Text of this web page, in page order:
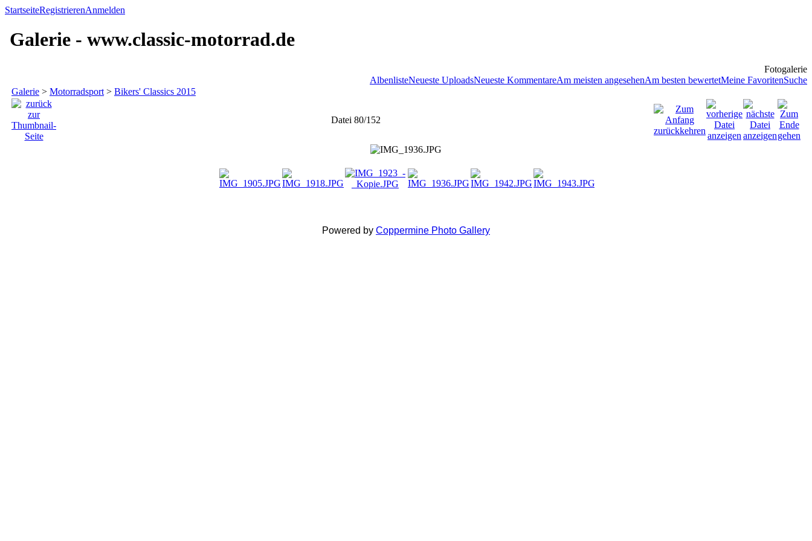
StartseiteRegistrierenAnmelden
Galerie - www.classic-motorrad.de
Fotogalerie
AlbenlisteNeueste UploadsNeueste KommentareAm meisten angesehenAm besten bewertetMeine FavoritenSuche
Galerie > Motorradsport > Bikers' Classics 2015
Datei 80/152
Powered by Coppermine Photo Gallery